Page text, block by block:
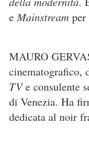
e Mainstream per
MAURO
cinematografico,
TVe consulente
di Venezia. Ha
dedicata al noir